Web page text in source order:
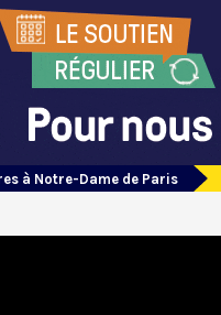
à Notre-Dame de Paris